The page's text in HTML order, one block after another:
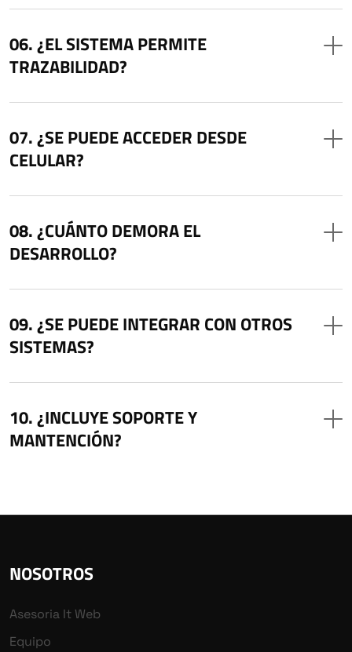
¿EL SISTEMA PERMITE
TRAZABILIDAD?
¿SE PUEDE ACCEDER DESDE
CELULAR?
¿CUÁNTO DEMORA EL
DESARROLLO?
¿SE PUEDE INTEGRAR CON OTROS
SISTEMAS?
¿INCLUYE SOPORTE Y
MANTENCIÓN?
NOSOTROS
Asesoria It Web
Equipo